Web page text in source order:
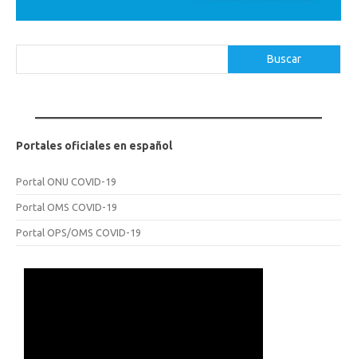
Buscar
Portales oficiales en español
Portal ONU COVID-19
Portal OMS COVID-19
Portal OPS/OMS COVID-19